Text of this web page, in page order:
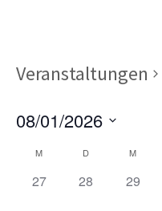
Veranstaltungen
08/01/2026
Kalender
von
M D M
0
27
0
28
0
29